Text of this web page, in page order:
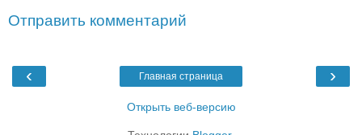
Отправить комментарий
‹ ›
Главная страница
Открыть веб-версию